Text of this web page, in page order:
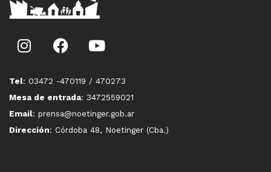
Tel: 03472 -470119 / 470273
Mesa de entrada: 3472559021
Email: prensa@noetinger.gob.ar
Dirección: Córdoba 48, Noetinger (Cba.)